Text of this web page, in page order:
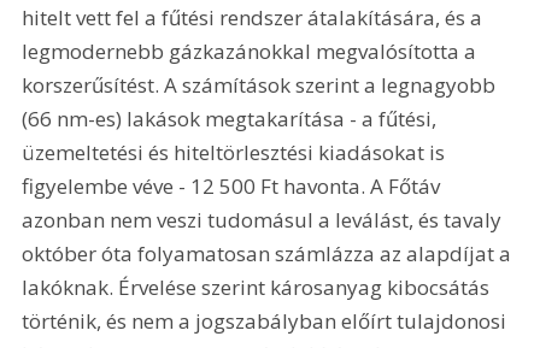
hitelt vett fel a fűtési rendszer átalakítására, és a
legmodernebb gázkazánokkal megvalósította a
korszerűsítést. A számítások szerint a legnagyobb
(66 nm-es) lakások megtakarítása - a fűtési,
üzemeltetési és hiteltörlesztési kiadásokat is
figyelembe véve - 12 500 Ft havonta. A Főtáv
azonban nem veszi tudomásul a leválást, és tavaly
október óta folyamatosan számlázza az alapdíjat a
lakóknak. Érvelése szerint károsanyag kibocsátás
történik, és nem a jogszabályban előírt tulajdonosi